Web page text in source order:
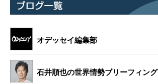
オデッセイ編集部
石井順也の世界情勢ブリーフィング